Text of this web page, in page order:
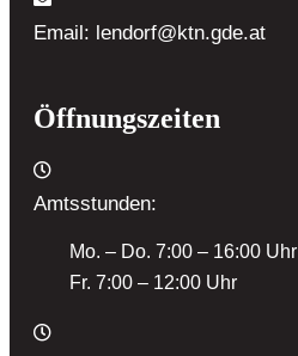
Email: lendorf@ktn.gde.at
Öffnungszeiten
Amtsstunden:
Mo. – Do. 7:00 – 16:00 Uhr
Fr. 7:00 – 12:00 Uhr